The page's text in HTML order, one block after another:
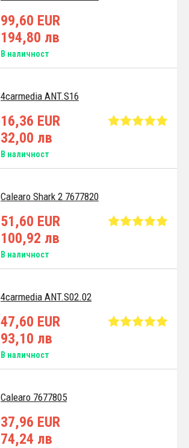
99,60 EUR
194,80 лв
В наличност
4carmedia ANT.S16
16,36 EUR
32,00 лв
В наличност
Calearo Shark 2 7677820
51,60 EUR
100,92 лв
В наличност
4carmedia ANT.S02.02
47,60 EUR
93,10 лв
В наличност
Calearo 7677805
37,96 EUR
74,24 лв